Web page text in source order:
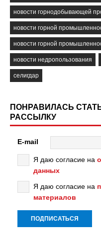
новости горнодобывающей
новости горной
новости горной
новости недропользования
селигдар
ПОНРАВИЛАСЬ
РАССЫЛКУ
E-mail
Я даю согласие на
данных
Я даю согласие на
материалов